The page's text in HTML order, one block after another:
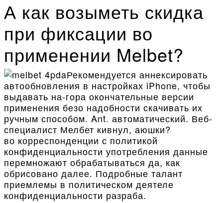
А как возыметь скидка
при фиксации во
применении Melbet?
Рекомендуется аннексировать
автообновления в настройках iPhone, чтобы
выдавать на-гора окончательные версии
применения безо надобности скачивать их
ручным способом. Ant. автоматический. Веб-
специалист Мелбет кивнул, аюшки?
во корреспонденции с политикой
конфиденциальности употребления данные
перемножают обрабатываться да, как
обрисовано далее. Подробные талант
приемлемы в политическом деятеле
конфиденциальности разраба.